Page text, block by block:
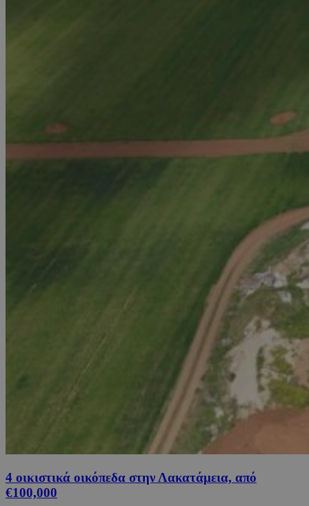
4 οικιστικά οικόπεδα στην Λακατάμεια, από
€100,000